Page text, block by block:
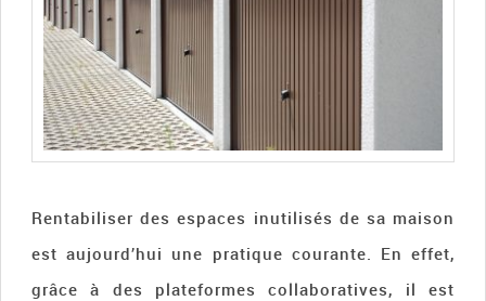
Rentabiliser des espaces inutilisés de sa maison
est aujourd’hui une pratique courante. En effet,
grâce à des plateformes collaboratives, il est